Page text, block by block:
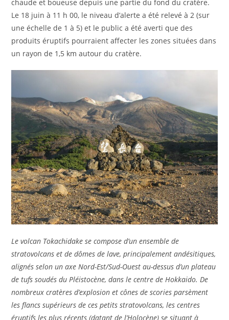
chaude et boueuse depuis une partie du fond du cratère.
Le 18 juin à 11 h 00, le niveau d’alerte a été relevé à 2 (sur
une échelle de 1 à 5) et le public a été averti que des
produits éruptifs pourraient affecter les zones situées dans
un rayon de 1,5 km autour du cratère.
Le volcan Tokachidake se compose d’un ensemble de
stratovolcans et de dômes de lave, principalement andésitiques,
alignés selon un axe Nord-Est/Sud-Ouest au-dessus d’un plateau
de tufs soudés du Pléistocène, dans le centre de Hokkaido. De
nombreux cratères d’explosion et cônes de scories parsèment
les flancs supérieurs de ces petits stratovolcans, les centres
éruptifs les plus récents (datant de l’Holocène) se situant à